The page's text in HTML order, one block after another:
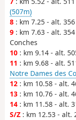
(507m)
8 : km 7.25 - alt.
9 : km 7.63 - alt.
Conches
10 : km 9.14 - alt.
11 : km 9.68 - alt.
Notre Dames des
12 : km 10.58 - alt.
13 : km 10.76 - alt.
14 : km 11.58 - alt.
S/Z : km 12.53 - alt.